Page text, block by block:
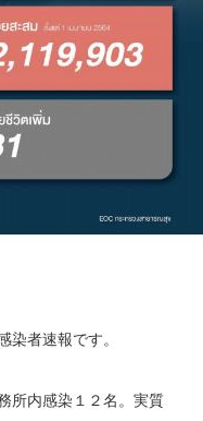
染者速報です。
所内感染１２名。実質